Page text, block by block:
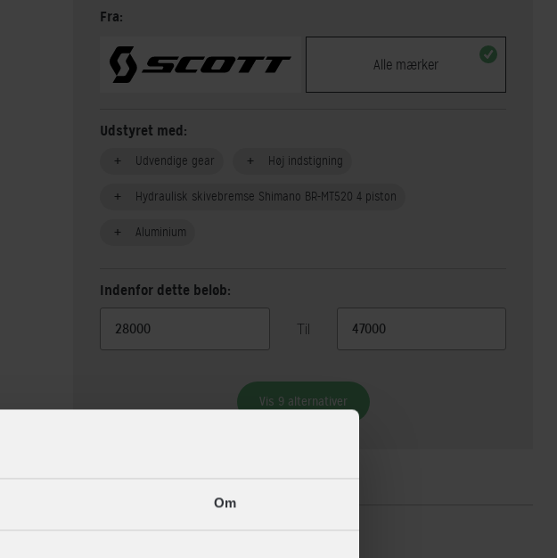
Om
Fra:
Alle mærker
Udstyret med:
Udvendige gear Høj indstigning
Hydraulisk skivebremse Shimano BR-MT520 4 piston
Aluminium
Indenfor dette beløb:
Til
Vis 9 alternativer